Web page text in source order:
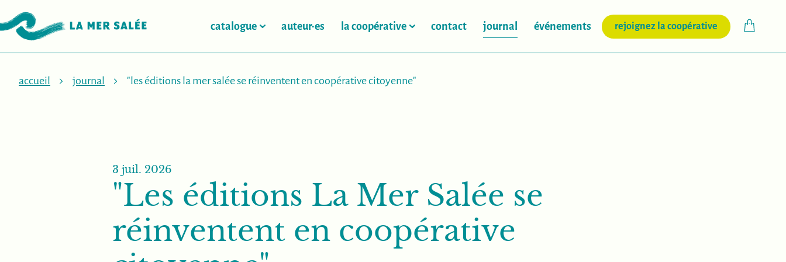
catalogue auteur·es la coopérative contact journal événements rejoignez la coopérative (nouvelle
accueil journal "les éditions la mer salée se réinventent en coopérative citoyenne"
3 juil. 2026
"Les éditions La Mer Salée se
réinventent en coopérative